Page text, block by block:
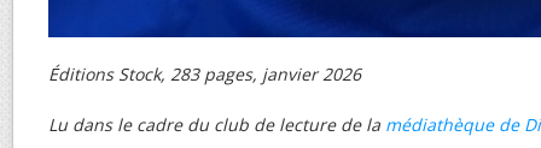
Éditions Stock, 283 pages, janvier 2026
Lu dans le cadre du club de lecture de la médiathèque de